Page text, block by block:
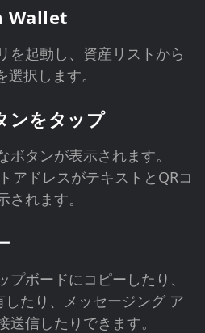
Wallet
を起動し、資産リストから
選択します。
ンをタップ
ボタンが表示されます。
アドレスがテキストとQRコ
されます。
プボードにコピーしたり、
したり、メッセージング ア
送信したりできます。